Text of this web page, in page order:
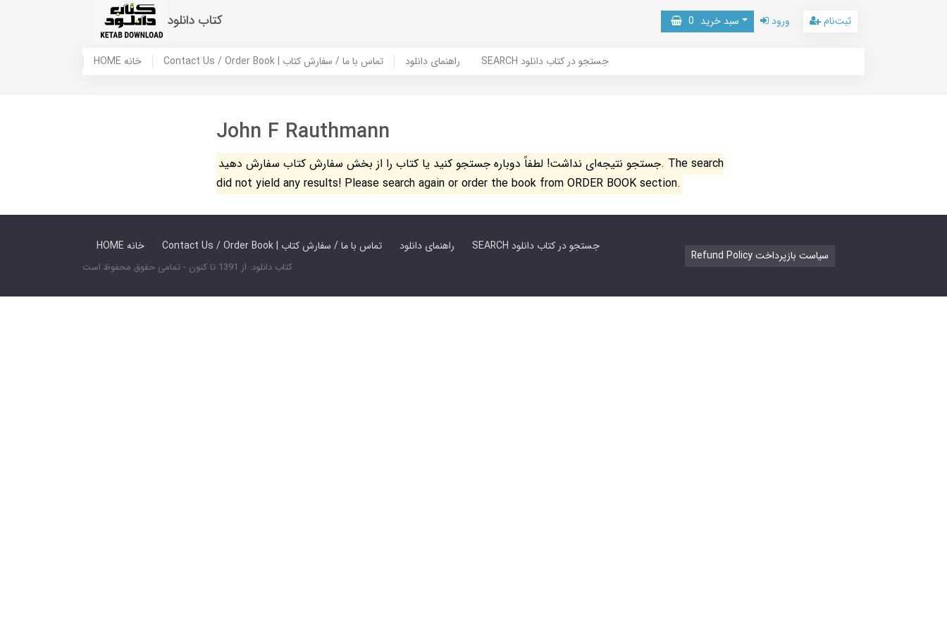
کتاب دانلود سبد خرید 0 ورود ثبت‌نام
HOME خانه Contact Us / Order Book | تماس با ما / سفارش کتاب راهنمای دانلود SEARCH جستجو در کتاب دانلود
John F Rauthmann
جستجو نتیجه‌ای نداشت! لطفاً دوباره جستجو کنید یا کتاب را از بخش سفارش کتاب سفارش دهید. The search
did not yield any results! Please search again or order the book from ORDER BOOK section.
HOME خانه Contact Us / Order Book | تماس با ما / سفارش کتاب راهنمای دانلود SEARCH جستجو در کتاب دانلود
کتاب دانلود: از 1391 تا کنون - تمامی حقوق محفوظ است
Refund Policy سیاست بازپرداخت